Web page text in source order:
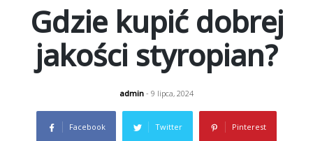
Gdzie kupić dobrej
jakości styropian?
admin - 9 lipca, 2024
Facebook Twitter Pinterest